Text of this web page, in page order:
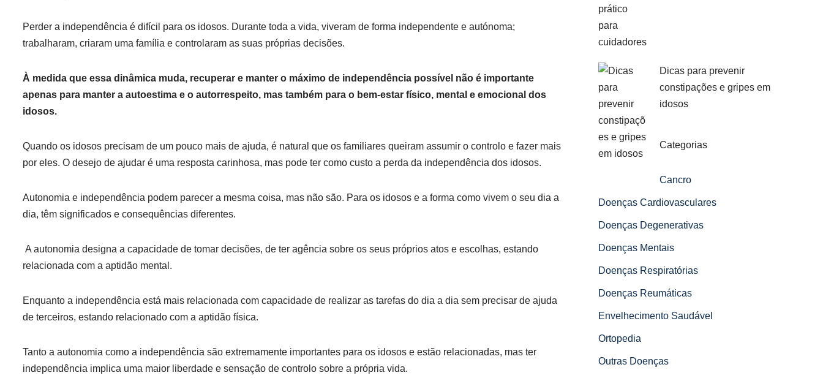
Perder a independência é difícil para os idosos. Durante toda a vida, viveram de forma independente e autónoma;
trabalharam, criaram uma família e controlaram as suas próprias decisões.
À medida que essa dinâmica muda, recuperar e manter o máximo de independência possível não é importante
apenas para manter a autoestima e o autorrespeito, mas também para o bem-estar físico, mental e emocional dos
idosos.
Quando os idosos precisam de um pouco mais de ajuda, é natural que os familiares queiram assumir o controlo e fazer mais
por eles. O desejo de ajudar é uma resposta carinhosa, mas pode ter como custo a perda da independência dos idosos.
Autonomia e independência podem parecer a mesma coisa, mas não são. Para os idosos e a forma como vivem o seu dia a
dia, têm significados e consequências diferentes.
A autonomia designa a capacidade de tomar decisões, de ter agência sobre os seus próprios atos e escolhas, estando
relacionada com a aptidão mental.
Enquanto a independência está mais relacionada com capacidade de realizar as tarefas do dia a dia sem precisar de ajuda
de terceiros, estando relacionado com a aptidão física.
Tanto a autonomia como a independência são extremamente importantes para os idosos e estão relacionadas, mas ter
independência implica uma maior liberdade e sensação de controlo sobre a própria vida.
Dicas para prevenir
constipações e gripes em
idosos
Categorias
Cancro
Doenças Cardiovasculares
Doenças Degenerativas
Doenças Mentais
Doenças Respiratórias
Doenças Reumáticas
Envelhecimento Saudável
Ortopedia
Outras Doenças